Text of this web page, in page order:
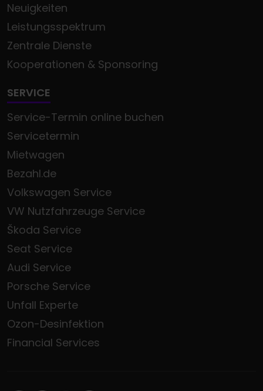
Neuigkeiten
Leistungsspektrum
Zentrale Dienste
Kooperationen & Sponsoring
SERVICE
Service-Termin online buchen
Servicetermin
Mietwagen
Bezahl.de
Volkswagen Service
VW Nutzfahrzeuge Service
Škoda Service
Seat Service
Audi Service
Porsche Service
Unfall Experte
Ozon-Desinfektion
Financial Services